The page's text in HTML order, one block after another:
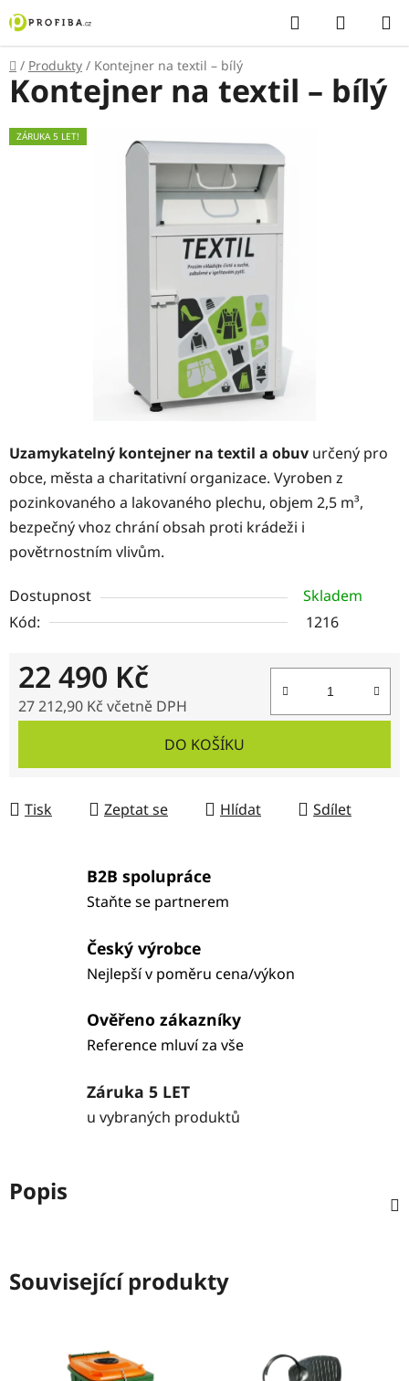
Přejít
na
obsah
Hledat
KOŠÍK
Domů
/ Produkty / Kontejner na textil – bílý
Uzamykatelný kontejner na textil a obuv určený pro
obce, města a charitativní organizace. Vyroben z
pozinkovaného a lakovaného plechu, objem 2,5 m³,
bezpečný vhoz chrání obsah proti krádeži i
povětrnostním vlivům.
Dostupnost
Skladem
Kód:
1216
22 490 Kč
27 212,90 Kč včetně DPH
DO KOŠÍKU
Tisk Zeptat se Hlídat Sdílet
Kontejner na textil – bílý
ZÁRUKA 5 LET!
B2B spolupráce
Staňte se partnerem
Český výrobce
Nejlepší v poměru cena/výkon
Ověřeno zákazníky
Reference mluví za vše
Záruka 5 LET
u vybraných produktů
Popis
Související produkty